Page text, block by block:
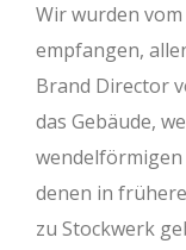
Wir wurden
empfangen,
Brand Director
das Gebäude,
denen in
zu Stockwerk